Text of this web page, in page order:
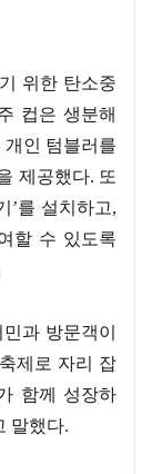
위한 탄소중
컵은 생분해
인 텀블러를
제공했다. 또
’를 설치하고,
할 수 있도록
과 방문객이
제로 자리 잡
함께 성장하
말했다.